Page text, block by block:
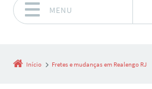
MENU
Início Fretes e mudanças em Realengo RJ